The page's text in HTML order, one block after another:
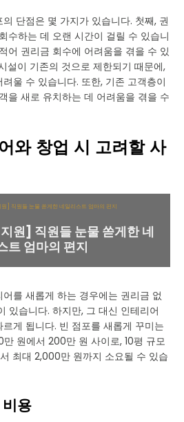
단점은 몇 가지가 있습니다. 첫째, 권
수하는 데 오랜 시간이 걸릴 수 있습니
어 권리금 회수에 어려움을 겪을 수 있
설이 기존의 것으로 제한되기 때문에,
울 수 있습니다. 또한, 기존 고객층이
을 새로 유치하는 데 어려움을 겪을 수
와 창업 시 고려할 사
원] 직원들 눈물 쏟게한 네
트 엄마의 편지
를 새롭게 하는 경우에는 권리금 없
있습니다. 하지만, 그 대신 인테리어
게 됩니다. 빈 점포를 새롭게 꾸미는
원에서 200만 원 사이로, 10평 규모
최대 2,000만 원까지 소요될 수 있습
용